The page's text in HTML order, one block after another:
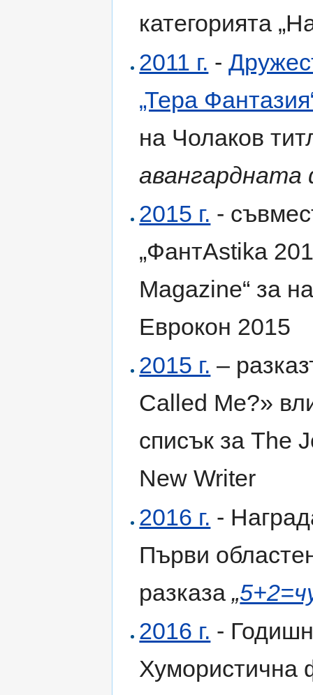
категорията
2011 г. -
„Тера
на Чолаков
2015 г. -
„ФантАstika
Magazine“ за
Еврокон 2015
2015 г. –
Called Me?»
списък за The
New Writer
2016 г. -
Първи
разказа„
2016 г. -
Хумористична